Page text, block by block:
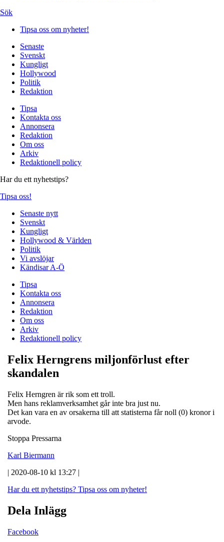
Sök
Tipsa oss om nyheter!
Senaste
Svenskt
Kungligt
Hollywood
Politik
Redaktion
Tipsa
Kontakta oss
Annonsera
Redaktion
Om oss
Arkiv
Redaktionell policy
Har du ett nyhetstips?
Tipsa oss!
Senaste nytt
Svenskt
Kungligt
Hollywood & Världen
Politik
Vi avslöjar
Kändisar A-Ö
Tipsa
Kontakta oss
Annonsera
Redaktion
Om oss
Arkiv
Redaktionell policy
Felix Herngrens miljonförlust efter
skandalen
Felix Herngren är rik som ett troll.
Men hans reklamverksamhet går inte bra just nu.
Det kan vara en av orsakerna till att statisterna får noll (0) kronor i
arvode.
Stoppa Pressarna
Karl Biermann
| 2020-08-10 kl 13:27 |
Har du ett nyhetstips? Tipsa oss om nyheter!
Dela Inlägg
Facebook